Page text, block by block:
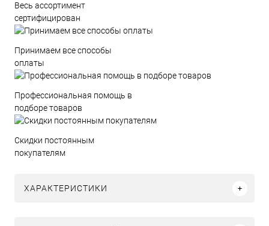
Весь ассортимент
сертифицирован
Принимаем все способы
оплаты
Профессиональная помощь в
подборе товаров
Скидки постоянным
покупателям
ХАРАКТЕРИСТИКИ